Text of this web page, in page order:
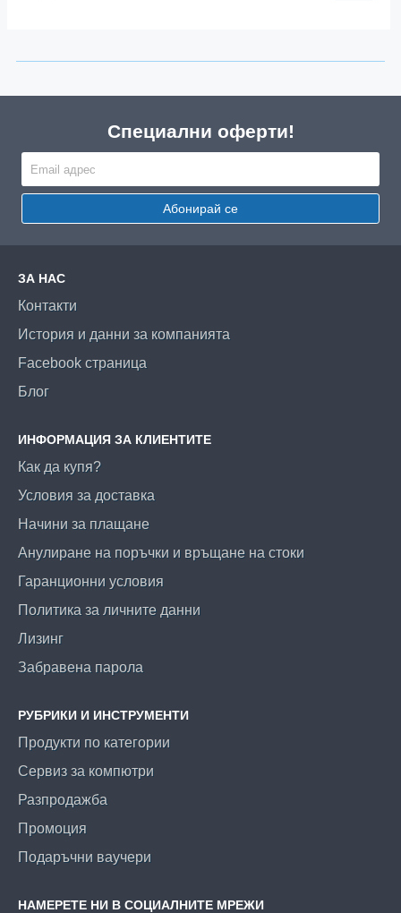
Специални оферти!
Абонирай се
ЗА НАС
Контакти
История и данни за компанията
Facebook страница
Блог
ИНФОРМАЦИЯ ЗА КЛИЕНТИТЕ
Как да купя?
Условия за доставка
Начини за плащане
Анулиране на поръчки и връщане на стоки
Гаранционни условия
Политика за личните данни
Лизинг
Забравена парола
РУБРИКИ И ИНСТРУМЕНТИ
Продукти по категории
Сервиз за компютри
Разпродажба
Промоция
Подаръчни ваучери
НАМЕРЕТЕ НИ В СОЦИАЛНИТЕ МРЕЖИ